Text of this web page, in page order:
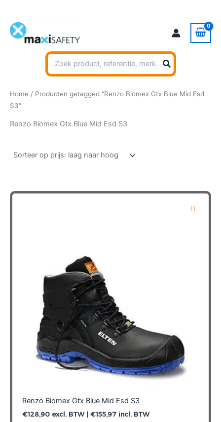
inhoud
Zoeken
naar:
Home / Producten getagged “Renzo Biomex Gtx Blue Mid Esd
S3”
Renzo Biomex Gtx Blue Mid Esd S3
Renzo Biomex Gtx Blue Mid Esd S3
€128,90excl. BTW | €155,97incl. BTW